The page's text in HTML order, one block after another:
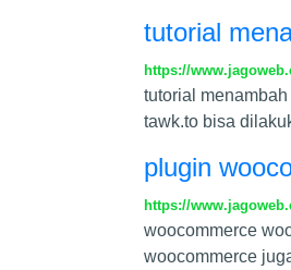
tutorial
https://
tutorial
tawk.to bisa
plugin
https://
woocommerce
woocommerce